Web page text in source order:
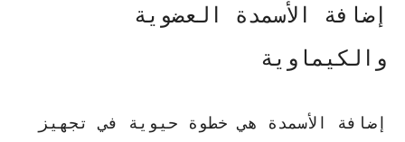
إضافة الأسمدة العضوية
والكيماوية
إضافة الأسمدة هي خطوة حيوية في
تجهيز